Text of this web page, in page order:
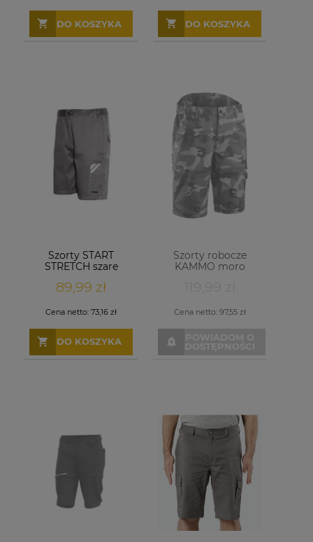
DO KOSZYKA DO KOSZYKA
Szorty START
STRETCH szare
89,99 zł
Cena netto: 73,16 zł
DO KOSZYKA
Szorty robocze
KAMMO moro
Cena netto: 97,55 zł